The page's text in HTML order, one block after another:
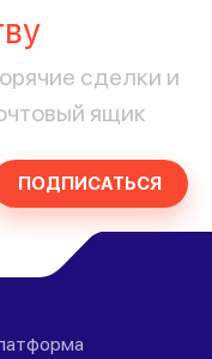
сделки и
ящик
ПОДПИСАТЬСЯ